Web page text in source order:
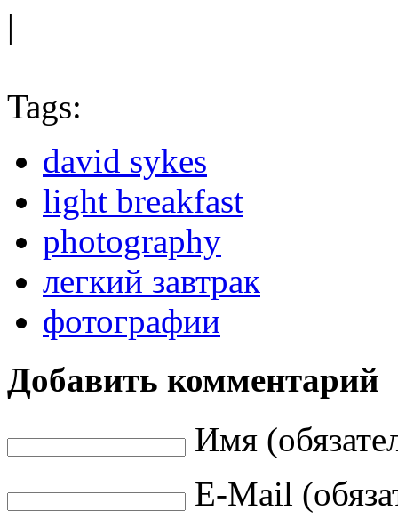
|
Tags:
david sykes
light breakfast
photography
легкий завтрак
фотографии
Добавить комментарий
Имя
E-Mail